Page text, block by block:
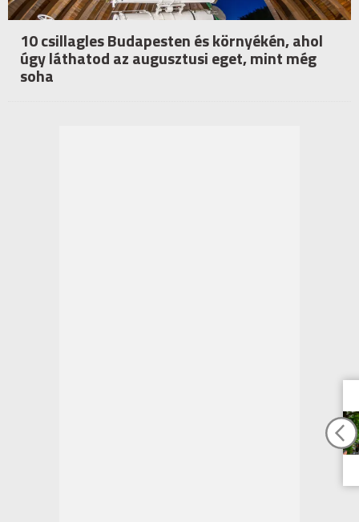
10 csillagles Budapesten és környékén, ahol
úgy láthatod az augusztusi eget, mint még
soha